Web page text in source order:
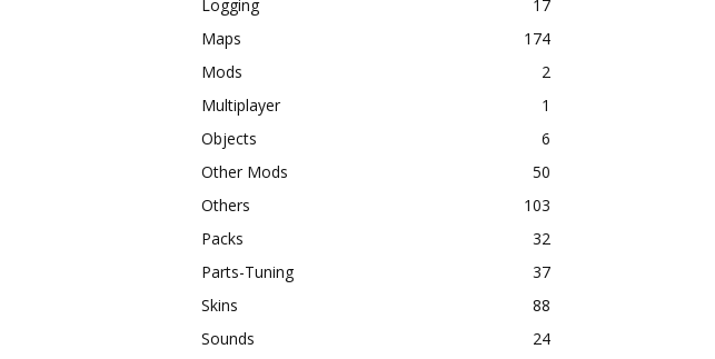
Logging
17
Maps
174
Mods
2
Multiplayer
1
Objects
6
Other Mods
50
Others
103
Packs
32
Parts-Tuning
37
Skins
88
Sounds
24